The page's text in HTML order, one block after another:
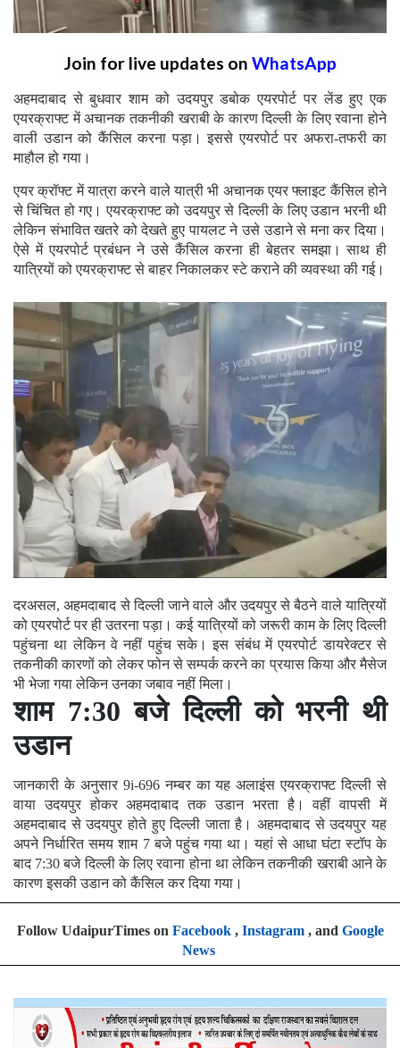
Join for live updates on WhatsApp
अहमदाबाद से बुधवार शाम को उदयपुर डबोक एयरपोर्ट पर लेंड हुए एक
एयरक्राफ्ट में अचानक तकनीकी खराबी के कारण दिल्ली के लिए रवाना होने
वाली उडान को कैंसिल करना पड़ा। इससे एयरपोर्ट पर अफरा-तफरी का
माहौल हो गया।
एयर क्रॉफ्ट में यात्रा करने वाले यात्री भी अचानक एयर फ्लाइट कैंसिल होने
से चिं​चित हो गए। एयरक्राफ्ट को उदयपुर से दिल्ली के लिए उडान भरनी थी
लेकिन संभावित खतरे को देखते हुए पायलट ने उसे उडाने से मना कर दिया।
ऐसे में एयरपोर्ट प्रबंधन ने उसे कैंसिल करना ही बेहतर समझा। साथ ही
यात्रियों को एयरक्राफ्ट से बाहर निकालकर स्टे कराने की व्यवस्था की गई।
दरअसल, अहमदाबाद से दिल्ली जाने वाले और उदयपुर से बैठने वाले यात्रियों
को एयरपोर्ट पर ही उतरना पड़ा। कई यात्रियों को जरूरी काम के लिए दिल्ली
पहुंचना था लेकिन वे नहीं पहुंच सके। इस संबंध में एयरपोर्ट डायरेक्टर से
तकनीकी कारणों को लेकर फोन से सम्पर्क करने का प्रयास किया और मैसेज
भी भेजा गया लेकिन उनका जबाव नहीं मिला।
शाम 7:30 बजे दिल्ली को भरनी थी
उडान
जानकारी के अनुसार 9i-696 नम्बर का यह अलाइंस एयरक्राफ्ट दिल्ली से
वाया उदयपुर होकर अहमदाबाद तक उडान भरता है। वहीं वापसी में
अहमदाबाद से उदयपुर होते हुए दिल्ली जाता है। अहमदाबाद से उदयपुर यह
अपने निर्धारित समय शाम 7 बजे पहुंच गया था। यहां से आधा घंटा स्टॉप के
बाद 7:30 बजे दिल्ली के लिए रवाना होना था लेकिन तकनीकी खराबी आने के
कारण इसकी उडान को कैंसिल कर दिया गया।
Follow UdaipurTimes on Facebook, Instagram, and Google
News